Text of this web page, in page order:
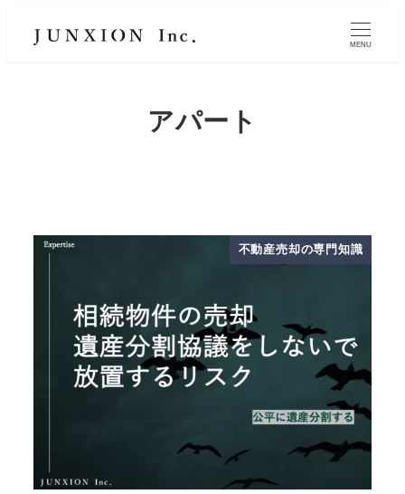
MENU
アパート
不動産売却の専門知識